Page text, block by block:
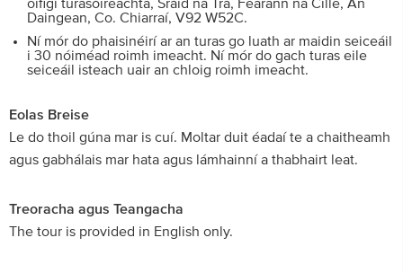
oifigí turasóireachta, Sráid na Trá, Fearann na Cille, An
Daingean, Co. Chiarraí, V92 W52C.
Ní mór do phaisinéirí ar an turas go luath ar maidin seiceáil
i 30 nóiméad roimh imeacht. Ní mór do gach turas eile
seiceáil isteach uair an chloig roimh imeacht.
Eolas Breise
Le do thoil gúna mar is cuí. Moltar duit éadaí te a chaitheamh
agus gabhálais mar hata agus lámhainní a thabhairt leat.
Treoracha agus Teangacha
The tour is provided in English only.